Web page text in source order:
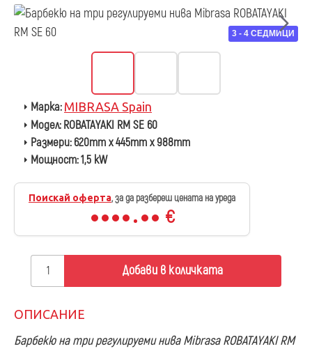
3 - 4 СЕДМИЦИ
Поискай оферта, за да разбереш цената на уреда
€
Марка: MIBRASA Spain
Модел:ROBATAYAKI RM SE 60
Размери:620mm x 445mm x 988mm
Мощност:1,5 kW
Добави в количката
ОПИСАНИЕ
Барбекю на три регулируеми нива Mibrasa ROBATAYAKI RM